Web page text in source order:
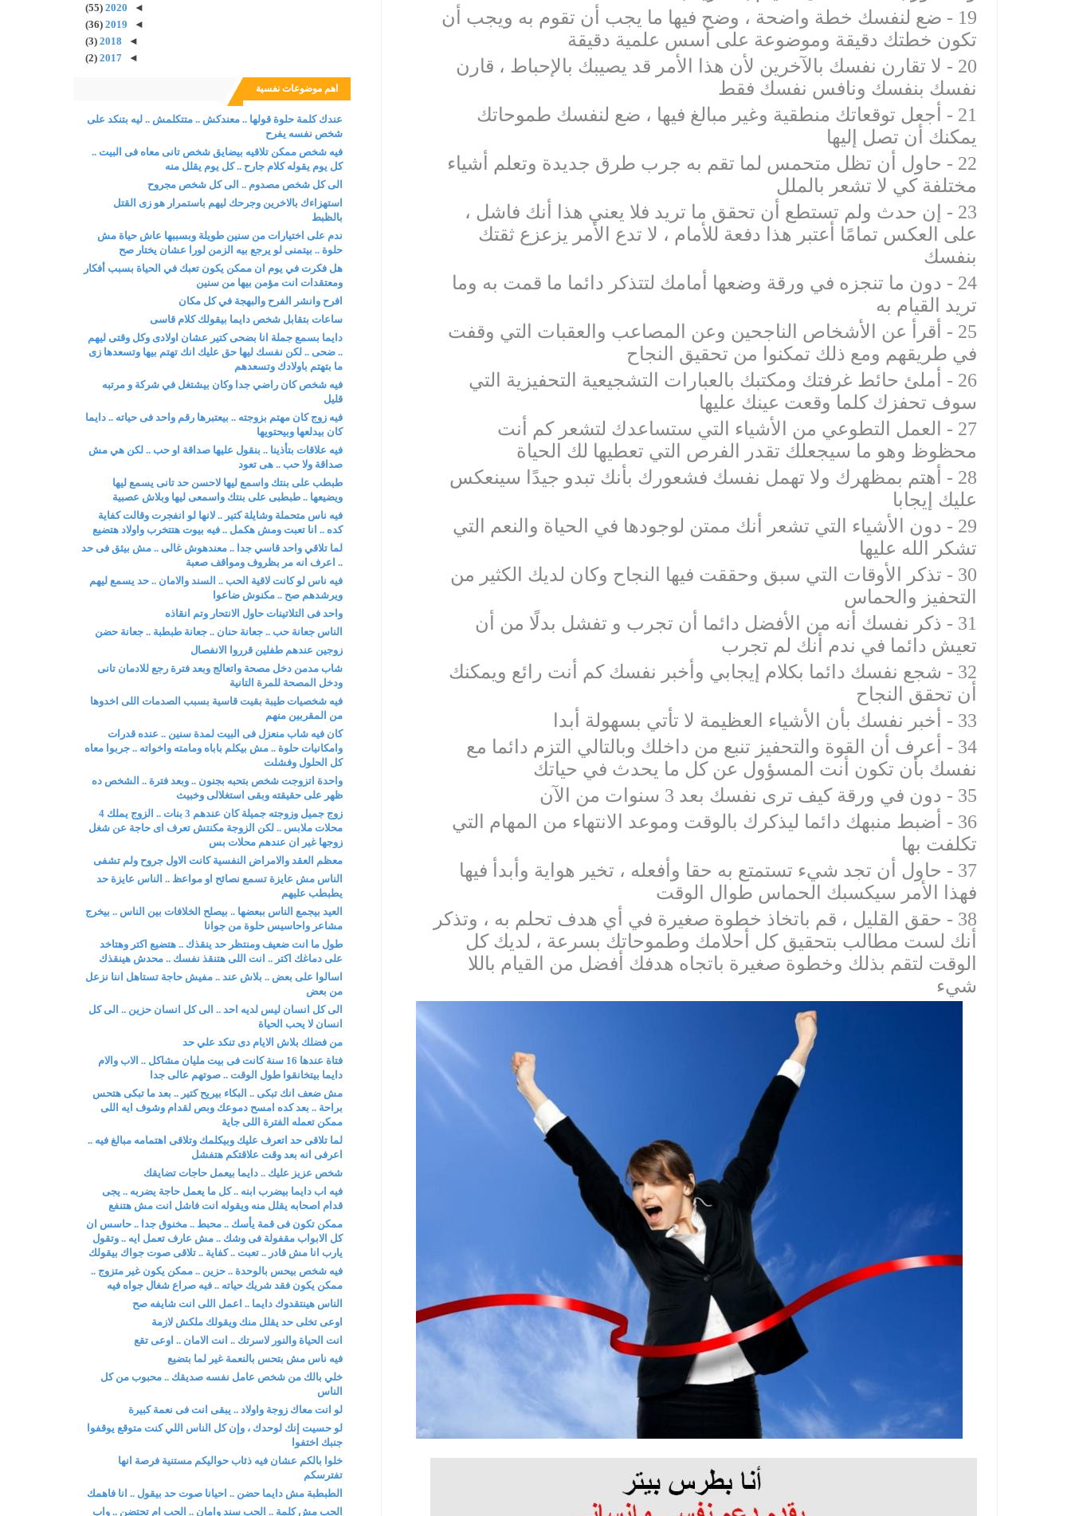
‫19 - ضع لنفسك خطة واضحة ، وضح فيها ما يجب أن تقوم به ويجب أن
‫20 - لا تقارن نفسك بالآخرين لأن هذا الأمر قد يصيبك بالإحباط ، قارن
‫21 - أجعل توقعاتك منطقية وغير مبالغ فيها ، ضع لنفسك طموحاتك
‫22 - حاول أن تظل متحمس لما تقم به جرب طرق جديدة وتعلم أشياء
‫23 - إن حدث ولم تستطع أن تحقق ما تريد فلا يعني هذا أنك فاشل ،
على العكس تمامًا أعتبر هذا دفعة للأمام ، لا تدع الأمر يزعزع ثقتك
‫24 - دون ما تنجزه في ورقة وضعها أمامك لتتذكر دائما ما قمت به وما
‫25 - أقرأ عن الأشخاص الناجحين وعن المصاعب والعقبات التي وقفت
‫26 - أملئ حائط غرفتك ومكتبك بالعبارات التشجيعية التحفيزية التي
‫27 - العمل التطوعي من الأشياء التي ستساعدك لتشعر كم أنت
‫28 - أهتم بمظهرك ولا تهمل نفسك فشعورك بأنك تبدو جيدًا سينعكس
‫29 - دون الأشياء التي تشعر أنك ممتن لوجودها في الحياة والنعم التي
‫30 - تذكر الأوقات التي سبق وحققت فيها النجاح وكان لديك الكثير من
‫31 - ذكر نفسك أنه من الأفضل دائما أن تجرب و تفشل بدلًا من أن
‫32 - شجع نفسك دائما بكلام إيجابي وأخبر نفسك كم أنت رائع ويمكنك
‫34 - أعرف أن القوة والتحفيز تنبع من داخلك وبالتالي التزم دائما مع
‫36 - أضبط منبهك دائما ليذكرك بالوقت وموعد الانتهاء من المهام التي
‫37 - حاول أن تجد شيء تستمتع به حقا وأفعله ، تخير هواية وأبدأ فيها
‫38 - حقق القليل ، قم باتخاذ خطوة صغيرة في أي هدف تحلم به ، وتذكر
أنك لست مطالب بتحقيق كل أحلامك وطموحاتك بسرعة ، لديك كل
الوقت لتقم بذلك وخطوة صغيرة باتجاه هدفك أفضل من القيام باللا
◄
2020
(55)
◄
2019
(36)
◄
2018
(3)
◄
2017
(2)
اهم موضوعات نفسية
عندك كلمة حلوة قولها .. معندكش .. متتكلمش .. ليه بتنكد على
شخص نفسه يفرح
فيه شخص ممكن تلاقيه بيضايق شخص تانى معاه فى البيت ..
كل يوم يقوله كلام جارح .. كل يوم يقلل منه
الى كل شخص مصدوم .. الى كل شخص مجروح
استهزاءك بالاخرين وجرحك ليهم باستمرار هو زى القتل
بالظبط
ندم على اختيارات من سنين طويلة وبسببها عاش حياة مش
حلوة .. بيتمنى لو يرجع بيه الزمن لورا عشان يختار صح
هل فكرت في يوم ان ممكن يكون تعبك في الحياة بسبب أفكار
ومعتقدات انت مؤمن بيها من سنين
افرح وانشر الفرح والبهجة في كل مكان
ساعات بتقابل شخص دايما بيقولك كلام قاسى
دايما بسمع جملة انا بضحى كتير عشان اولادى وكل وقتى ليهم
.. ضحى .. لكن نفسك ليها حق عليك انك تهتم بيها وتسعدها زى
ما بتهتم باولادك وتسعدهم
فيه شخص كان راضي جدا وكان بيشتغل في شركة و مرتبه
قليل
فيه زوج كان مهتم بزوجته .. بيعتبرها رقم واحد فى حياته .. دايما
كان بيدلعها وبيحتويها
فيه علاقات بتأذينا .. بنقول عليها صداقة او حب .. لكن هي مش
صداقة ولا حب .. هى تعود
طبطب على بنتك واسمع ليها لاحسن حد تانى يسمع ليها
ويضيعها .. طبطبى على بنتك واسمعى ليها وبلاش عصبية
فيه ناس متحملة وشايلة كتير .. لانها لو انفجرت وقالت كفاية
كده .. انا تعبت ومش هكمل .. فيه بيوت هتتخرب واولاد هتضيع
لما تلاقي واحد قاسي جدا .. معندهوش غالى .. مش بيثق فى حد
.. اعرف انه مر بظروف ومواقف صعبة
فيه ناس لو كانت لاقية الحب .. السند والامان .. حد يسمع ليهم
ويرشدهم صح .. مكنوش ضاعوا
واحد فى التلاتينات حاول الانتحار وتم انقاذه
الناس جعانة حب .. جعانة حنان .. جعانة طبطبة .. جعانة حضن
زوجين عندهم طفلين قرروا الانفصال
شاب مدمن دخل مصحة واتعالج وبعد فترة رجع للادمان تانى
ودخل المصحة للمرة التانية
فيه شخصيات طيبة بقيت قاسية بسبب الصدمات اللى اخدوها
من المقربين منهم
كان فيه شاب منعزل فى البيت لمدة سنين .. عنده قدرات
وامكانيات حلوة .. مش بيكلم باباه ومامته واخواته .. جربوا معاه
كل الحلول وفشلت
واحدة اتزوجت شخص بتحبه بجنون .. وبعد فترة .. الشخص ده
ظهر على حقيقته وبقى استغلالى وخبيث
زوج جميل وزوجته جميلة كان عندهم 3 بنات .. الزوج يملك 4
محلات ملابس .. لكن الزوجة مكنتش تعرف اى حاجة عن شغل
زوجها غير ان عندهم محلات بس
معظم العقد والامراض النفسية كانت الاول جروح ولم تشفى
الناس مش عايزة تسمع نصائح او مواعظ .. الناس عايزة حد
يطبطب عليهم
العيد بيجمع الناس ببعضها .. بيصلح الخلافات بين الناس .. بيخرج
مشاعر واحاسيس حلوة من جوانا
طول ما انت ضعيف ومنتظر حد ينقذك .. هتضيع اكتر وهتاخد
على دماغك اكتر .. انت اللى هتنقذ نفسك .. محدش هينقذك
اسالوا على بعض .. بلاش عند .. مفيش حاجة تستاهل اننا نزعل
من بعض
الى كل انسان ليس لديه احد .. الى كل انسان حزين .. الى كل
انسان لا يحب الحياة
من فضلك بلاش الايام دى تنكد علي حد
فتاة عندها 16 سنة كانت فى بيت مليان مشاكل .. الاب والام
دايما بيتخانقوا طول الوقت .. صوتهم عالى جدا
مش ضعف انك تبكى .. البكاء بيريح كتير .. بعد ما تبكى هتحس
براحة .. بعد كده امسح دموعك وبص لقدام وشوف ايه اللى
ممكن تعمله الفترة اللى جاية
لما تلاقى حد اتعرف عليك وبيكلمك وتلاقى اهتمامه مبالغ فيه ..
اعرفى انه بعد وقت علاقتكم هتفشل
شخص عزيز عليك .. دايما بيعمل حاجات تضايقك
فيه اب دايما بيضرب ابنه .. كل ما يعمل حاجة يضربه .. يجى
قدام اصحابه يقلل منه ويقوله انت فاشل انت مش هتنفع
ممكن تكون فى قمة يأسك .. محبط .. مخنوق جدا .. حاسس ان
كل الابواب مقفولة فى وشك .. مش عارف تعمل ايه .. وتقول
يارب انا مش قادر .. تعبت .. كفاية .. تلاقى صوت جواك بيقولك
فيه شخص بيحس بالوحدة .. حزين .. ممكن يكون غير متزوج ..
ممكن يكون فقد شريك حياته .. فيه صراع شغال جواه فيه
الناس هينتقدوك دايما .. اعمل اللى انت شايفه صح
اوعى تخلى حد يقلل منك ويقولك ملكش لازمة
انت الحياة والنور لاسرتك .. انت الامان .. اوعى تقع
فيه ناس مش بتحس بالنعمة غير لما بتضيع
خلي بالك من شخص عامل نفسه صديقك .. محبوب من كل
الناس
لو انت معاك زوجة واولاد .. يبقى انت فى نعمة كبيرة
لو حسيت إنك لوحدك ، وإن كل الناس اللي كنت متوقع يوقفوا
جنبك اختفوا
خلوا بالكم عشان فيه ذئاب حواليكم مستنية فرصة انها
تفترسكم
الطبطبة مش دايما حضن .. احيانا صوت حد بيقول .. انا فاهمك
الحب مش كلمة .. الحب سند وامان .. الحب ام تحتضن .. واب